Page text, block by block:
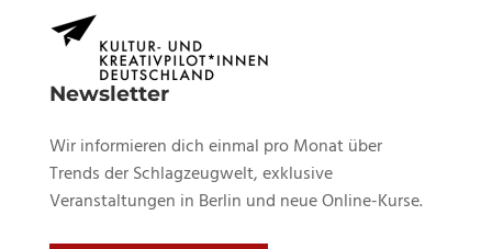
Newsletter
Wir informieren dich einmal pro Monat über
Trends der Schlagzeugwelt, exklusive
Veranstaltungen in Berlin und neue Online-Kurse.